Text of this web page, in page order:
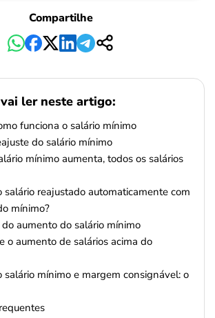
Compartilhe
ler neste artigo:
funciona o salário mínimo
do salário mínimo
mínimo aumenta, todos os salários
salário reajustado automaticamente com
mínimo?
aumento do salário mínimo
o aumento de salários acima do
salário mínimo e margem consignável: o